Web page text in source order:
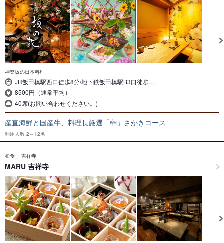
神楽坂の日本料理
JR飯田橋駅西口徒歩8分/地下鉄飯田橋駅B3口徒歩…
8500円（通常平均）
40席(お問い合わせください。)
産直海鮮と国産牛、料理長厳選「榊」さかきコース
利用人数 2～12名
和食 吉祥寺
MARU 吉祥寺